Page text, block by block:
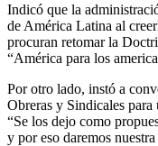
Indicó que la
de América Latina al
procuran retomar la
“América para los
Por otro lado, instó a
Obreras y Sindicales
“Se los dejo como
y por eso daremos